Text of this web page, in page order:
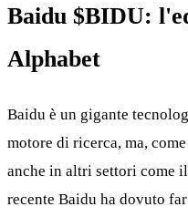
Baidu $BIDU:
Alphabet
Baidu è un gigante
motore di ricerca, ma,
anche in altri settori come
recente Baidu ha dovuto